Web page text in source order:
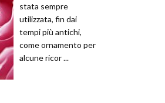
stata sempre
utilizzata, fin dai
tempi più antichi,
come ornamento per
alcune ricor ...